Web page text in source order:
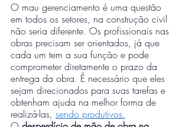
O mau gerenciamento é uma questão
em todos os setores, na construção civil
não seria diferente. Os profissionais nas
obras precisam ser orientados, já que
cada um tem a sua função e pode
comprometer diretamente o prazo da
entrega da obra. É necessário que eles
sejam direcionados para suas tarefas e
obtenham ajuda na melhor forma de
realizá-las, sendo produtivos.